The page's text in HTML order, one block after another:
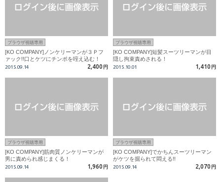
ブラウザ視聴専用
[KO COMPANY]ノンケリーマンが３Ｐフ
ァック!!口とケツにチンポを咥え込む！
2015.09.14 2,400 円
ブラウザ視聴専用
[KO COMPANY]短髪スーツリーマンが目
隠し拘束責めされる！
2015.10.01 1,410 円
ブラウザ視聴専用
[KO COMPANY]筋肉質ノンケリーマンが
男に責められ感じまくる！
2015.09.14 1,960 円
ブラウザ視聴専用
[KO COMPANY]でかちんスーツリーマン
がケツを掘られて悶える!!
2015.09.14 2,070 円